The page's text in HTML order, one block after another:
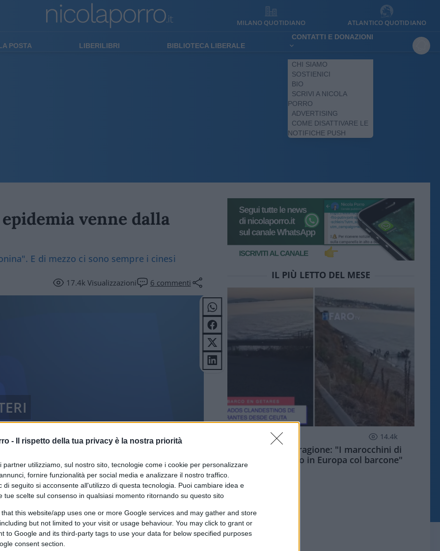
- Il rispetto della tua privacy è la nostra priorità
partner utilizziamo, sul nostro sito, tecnologie come i cookie per personalizzare
fornire funzionalità per social media e analizzare il nostro traffico.
di seguito si acconsente all'utilizzo di questa tecnologia. Puoi cambiare idea e
tue scelte sul consenso in qualsiasi momento ritornando su questo sito
that this website/app uses one or more Google services and may gather and store
but not limited to your visit or usage behaviour. You may click to grant or
to Google and its third-party tags to use your data for below specified purposes
consent section.
MILANO QUOTIDIANO ATLANTICO QUOTIDIANO
POSTA LIBERILIBRI BIBLIOTECA LIBERALE
CONTATTI E DONAZIONI
CHI SIAMO
SOSTIENICI
BIO
SCRIVI A NICOLA
PORRO
ADVERTISING
COME DISATTIVARE LE
NOTIFICHE PUSH
venne dalla
E di mezzo ci sono sempre i cinesi
17.4kVisualizzazioni 6 commenti
IL PIÙ LETTO DEL MESE
14.4k
Meloni aveva ragione: "I marocchini di
Ceuta sbarcano in Europa col barcone"